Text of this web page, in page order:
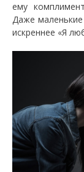
ему
Даже
искреннее «Я